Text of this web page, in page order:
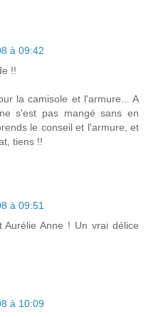
à 09:42
!!
la camisole et l'armure... A
s'est pas mangé sans en
le conseil et l'armure, et
tiens !!
à 09:51
Anne ! Un vrai délice
à 10:09